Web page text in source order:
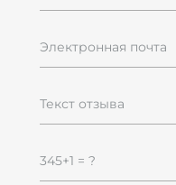
Электронная почта
Текст отзыва
345+1 = ?